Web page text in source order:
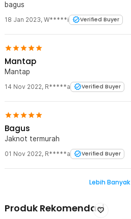
bagus
18 Jan 2023, W*****i Verified Buyer
Mantap
Mantap
14 Nov 2022, R*****a Verified Buyer
Bagus
Jaknot termurah
01 Nov 2022, R*****a Verified Buyer
Lebih Banyak
Produk Rekomendasi